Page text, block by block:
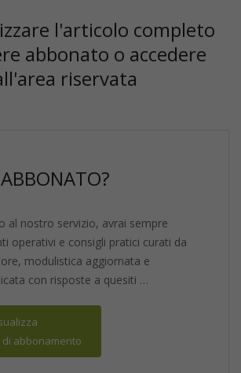
l'articolo completo
abbonato o accedere
riservata
al nostro servizio, avrai sempre
operativi e consigli pratici curati da
modulistica aggiornata e
con risposte a quesiti …
abbonamento